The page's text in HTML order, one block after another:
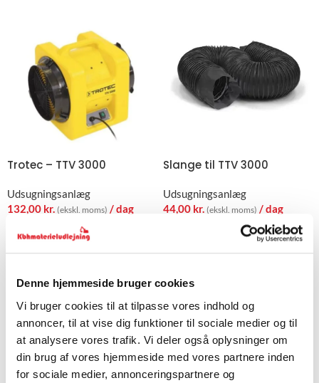
Denne hjemmeside bruger cookies
Vi bruger cookies til at tilpasse vores indhold og
annoncer, til at vise dig funktioner til sociale medier og til
at analysere vores trafik. Vi deler også oplysninger om
din brug af vores hjemmeside med vores partnere inden
for sociale medier, annonceringspartnere og
Trotec – TTV 3000
Udsugningsanlæg
132,00 kr. (ekskl. moms) / dag
Slange til TTV 3000
Udsugningsanlæg
44,00 kr. (ekskl. moms) / dag
Udsugningsanlæg
rent og sundere arbejdsmiljø ved brug af el-værktøj. Disse
specialiserede systemer fjerner støv, spåner og partikler
direkte fra arbejdsstedet, hvilket beskytter både brugeren og
det omkringliggende miljø.
Effektiv støvhåndtering til el-værktøj